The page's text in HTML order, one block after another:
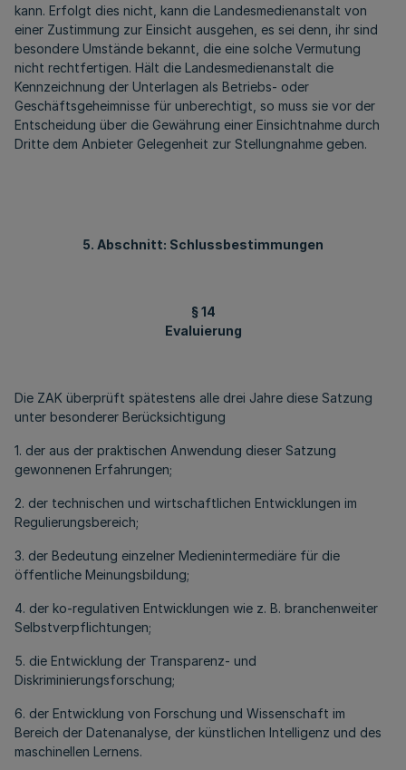
kann. Erfolgt dies nicht, kann die Landesmedienanstalt von
einer Zustimmung zur Einsicht ausgehen, es sei denn, ihr sind
besondere Umstände bekannt, die eine solche Vermutung
nicht rechtfertigen. Hält die Landesmedienanstalt die
Kennzeichnung der Unterlagen als Betriebs- oder
Geschäftsgeheimnisse für unberechtigt, so muss sie vor der
Entscheidung über die Gewährung einer Einsichtnahme durch
Dritte dem Anbieter Gelegenheit zur Stellungnahme geben.
5. Abschnitt: Schlussbestimmungen
§ 14
Evaluierung
Die ZAK überprüft spätestens alle drei Jahre diese Satzung
unter besonderer Berücksichtigung
1. der aus der praktischen Anwendung dieser Satzung
gewonnenen Erfahrungen;
2. der technischen und wirtschaftlichen Entwicklungen im
Regulierungsbereich;
3. der Bedeutung einzelner Medienintermediäre für die
öffentliche Meinungsbildung;
4. der ko-regulativen Entwicklungen wie z. B. branchenweiter
Selbstverpflichtungen;
5. die Entwicklung der Transparenz- und
Diskriminierungsforschung;
6. der Entwicklung von Forschung und Wissenschaft im
Bereich der Datenanalyse, der künstlichen Intelligenz und des
maschinellen Lernens.